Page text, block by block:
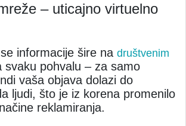
– uticajno virtuelno
informacije šire na društvenim
svaku pohvalu – za samo
vaša objava dolazi do
ljudi, što je iz korena promenilo
reklamiranja.